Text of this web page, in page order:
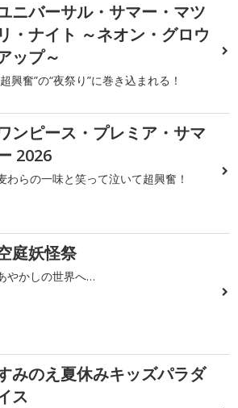
ニバーサル・サマー・マツ
リ・ナイト ～ネオン・グロウ
ップ～
興奮”の“夜祭り”に巻き込まれる！
ンピース・プレミア・サマ
2026
わらの一味と笑って泣いて超興奮！
庭妖怪祭
やかしの世界へ…
みのえ夏休みキッズパラダ
ス